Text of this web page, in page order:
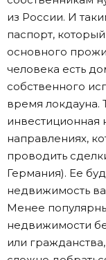
из России. И
паспорт,
основного
человека есть
собственного
время локдауна.
инвестиционная
направлениях,
проводить
Германия). Ее
недвижимость
Менее
недвижимости
или